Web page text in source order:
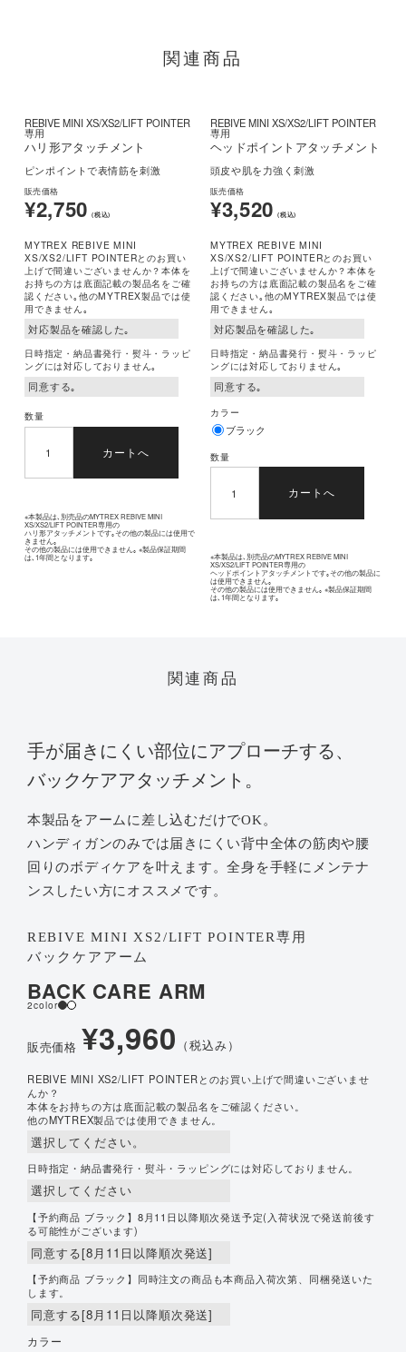
関連商品
REBIVE MINI XS/XS2/LIFT POINTER
専用
ハリ形アタッチメント
ピンポイントで表情筋を刺激
販売価格
¥2,750 (税込)
MYTREX REBIVE MINI
XS/XS2/LIFT POINTERとのお買い
上げで間違いございませんか？本体を
お持ちの方は底面記載の製品名をご確
認ください｡他のMYTREX製品では使
用できません｡
日時指定・納品書発行・熨斗・ラッピ
ングには対応しておりません｡
数量
カートへ
※本製品は､別売品のMYTREX REBIVE MINI
XS/XS2/LIFT POINTER専用の
ハリ形アタッチメントです｡その他の製品には使用で
きません｡
その他の製品には使用できません｡ ※製品保証期間
は､1年間となります｡
REBIVE MINI XS/XS2/LIFT POINTER
専用
ヘッドポイントアタッチメント
頭皮や肌を力強く刺激
販売価格
¥3,520 (税込)
MYTREX REBIVE MINI
XS/XS2/LIFT POINTERとのお買い
上げで間違いございませんか？本体を
お持ちの方は底面記載の製品名をご確
認ください｡他のMYTREX製品では使
用できません｡
日時指定・納品書発行・熨斗・ラッピ
ングには対応しておりません｡
カラー
ブラック
数量
カートへ
※本製品は､別売品のMYTREX REBIVE MINI
XS/XS2/LIFT POINTER専用の
ヘッドポイントアタッチメントです｡その他の製品に
は使用できません｡
その他の製品には使用できません｡ ※製品保証期間
は､1年間となります｡
関連商品
手が届きにくい部位にアプローチする、
バックケアアタッチメント。
本製品をアームに差し込むだけでOK。
ハンディガンのみでは届きにくい背中全体の筋肉や腰
回りのボディケアを叶えます。全身を手軽にメンテナ
ンスしたい方にオススメです。
REBIVE MINI XS2/LIFT POINTER専用
バックケアアーム
BACK CARE ARM
2color
販売価格 ¥3,960 （税込み）
REBIVE MINI XS2/LIFT POINTERとのお買い上げで間違いございませ
んか？
本体をお持ちの方は底面記載の製品名をご確認ください。
他のMYTREX製品では使用できません。
日時指定・納品書発行・熨斗・ラッピングには対応しておりません。
【予約商品 ブラック】8月11日以降順次発送予定(入荷状況で発送前後す
る可能性がございます)
【予約商品 ブラック】同時注文の商品も本商品入荷次第、同梱発送いた
します。
カラー